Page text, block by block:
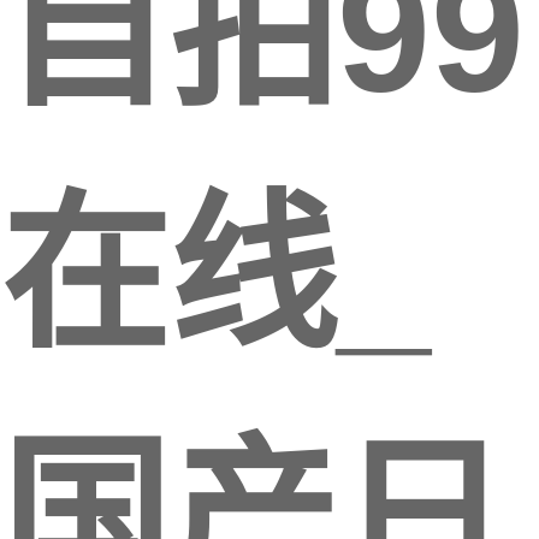
在线_